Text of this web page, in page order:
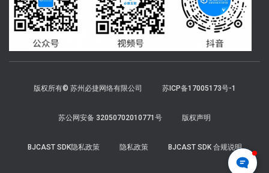
版权所有© 苏州必捷网络有限公司 苏ICP备17005173号-1
苏公网安备 32050702010771号 版权声明
BJCAST SDK隐私政策 隐私政策 BJCAST SDK 合规说明